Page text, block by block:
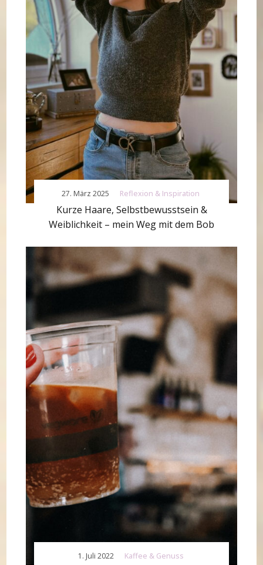
Reflexion & Inspiration
Kurze Haare, Selbstbewusstsein &
Weiblichkeit – mein Weg mit dem Bob
27. März 2025
Kaffee & Genuss
1. Juli 2022